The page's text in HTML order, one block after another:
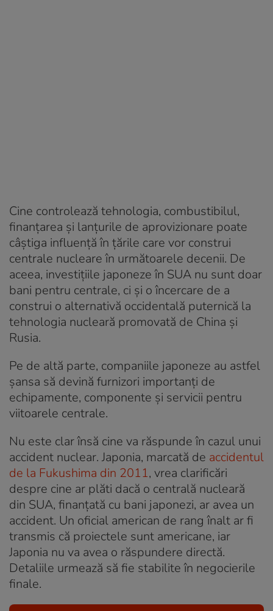
Cine controlează tehnologia, combustibilul,
finanțarea și lanțurile de aprovizionare poate
câștiga influență în țările care vor construi
centrale nucleare în următoarele decenii. De
aceea, investițiile japoneze în SUA nu sunt doar
bani pentru centrale, ci și o încercare de a
construi o alternativă occidentală puternică la
tehnologia nucleară promovată de China și
Rusia.
Pe de altă parte, companiile japoneze au astfel
șansa să devină furnizori importanți de
echipamente, componente și servicii pentru
viitoarele centrale.
Nu este clar însă cine va răspunde în cazul unui
accident nuclear. Japonia, marcată de accidentul
de la Fukushima din 2011, vrea clarificări
despre cine ar plăti dacă o centrală nucleară
din SUA, finanțată cu bani japonezi, ar avea un
accident. Un oficial american de rang înalt ar fi
transmis că proiectele sunt americane, iar
Japonia nu va avea o răspundere directă.
Detaliile urmează să fie stabilite în negocierile
finale.